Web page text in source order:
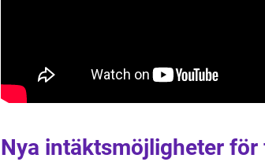
Nya intäktsmöjligheter